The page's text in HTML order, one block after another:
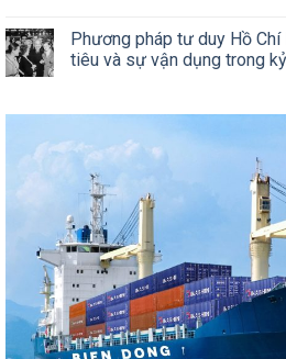
Phương pháp tư duy Hồ
tiêu và sự vận dụng trong